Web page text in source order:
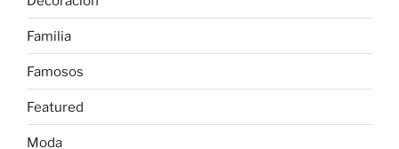
Familia
Famosos
Featured
Moda